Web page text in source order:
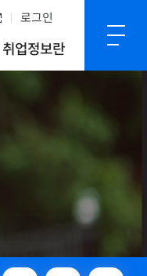
로그인
취업정보란